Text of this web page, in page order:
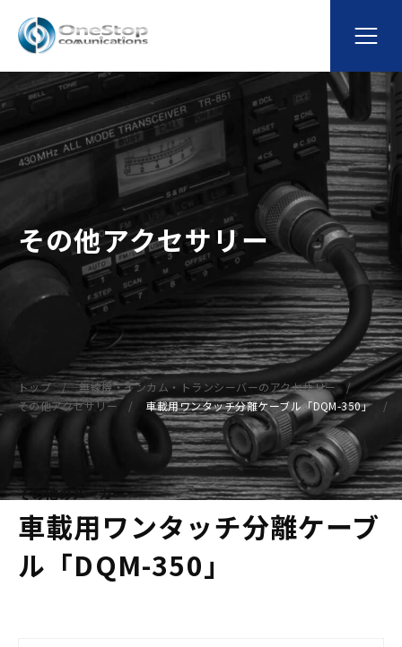
その他アクセサリー
トップ
無線機・インカム・トランシーバーのアクセサリー
その他アクセサリー
車載用ワンタッチ分離ケーブル「DQM-350」
その他のメーカー
車載用ワンタッチ分離ケーブ
ル「DQM-350」